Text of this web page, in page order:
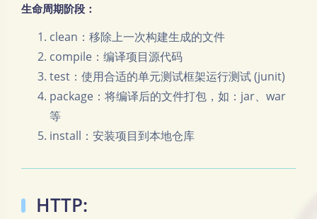
生命周期阶段：
clean：移除上一次构建生成的文件
compile：编译项目源代码
test：使用合适的单元测试框架运行测试 (junit)
package：将编译后的文件打包，如：jar、war
等
install：安装项目到本地仓库
HTTP: